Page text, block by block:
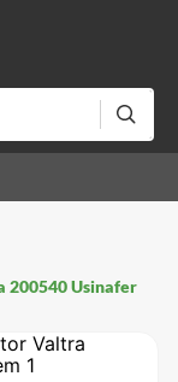
200540 Usinafer